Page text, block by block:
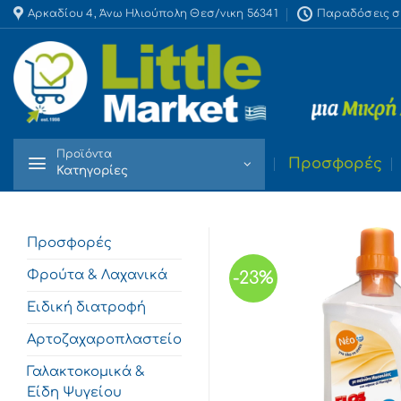
Skip
to
content
Αρκαδίου 4, Άνω Ηλιούπολη Θεσ/νικη 56341 Παραδόσεις
Προϊόντα
Κατηγορίες Προσφορές
Προσφορές
Φρούτα & Λαχανικά
Ειδική διατροφή
Αρτοζαχαροπλαστείο
Γαλακτοκομικά &
Είδη Ψυγείου
-23%